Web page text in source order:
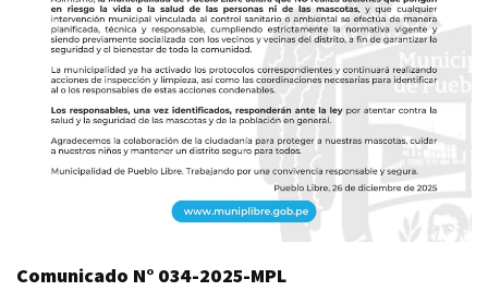
Comunicado N° 034-2025-MPL